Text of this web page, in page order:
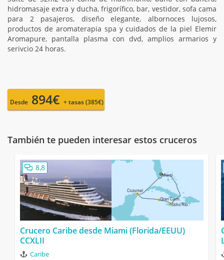
hidromasaje extra y ducha, frigorífico, bar, vestidor, sofa cama
para 2 pasajeros, diseño elegante, albornoces lujosos,
productos de aromaterapia spa y cuidados de la piel Elemir
Aromapure, pantalla plasma con dvd, amplios armarios y
serivcio 24 horas.
Desde 894€ + tasas (385€)
También te pueden interesar estos cruceros
8,8
Crucero Caribe desde Miami (Florida/EEUU)
CCXLII
Caribe